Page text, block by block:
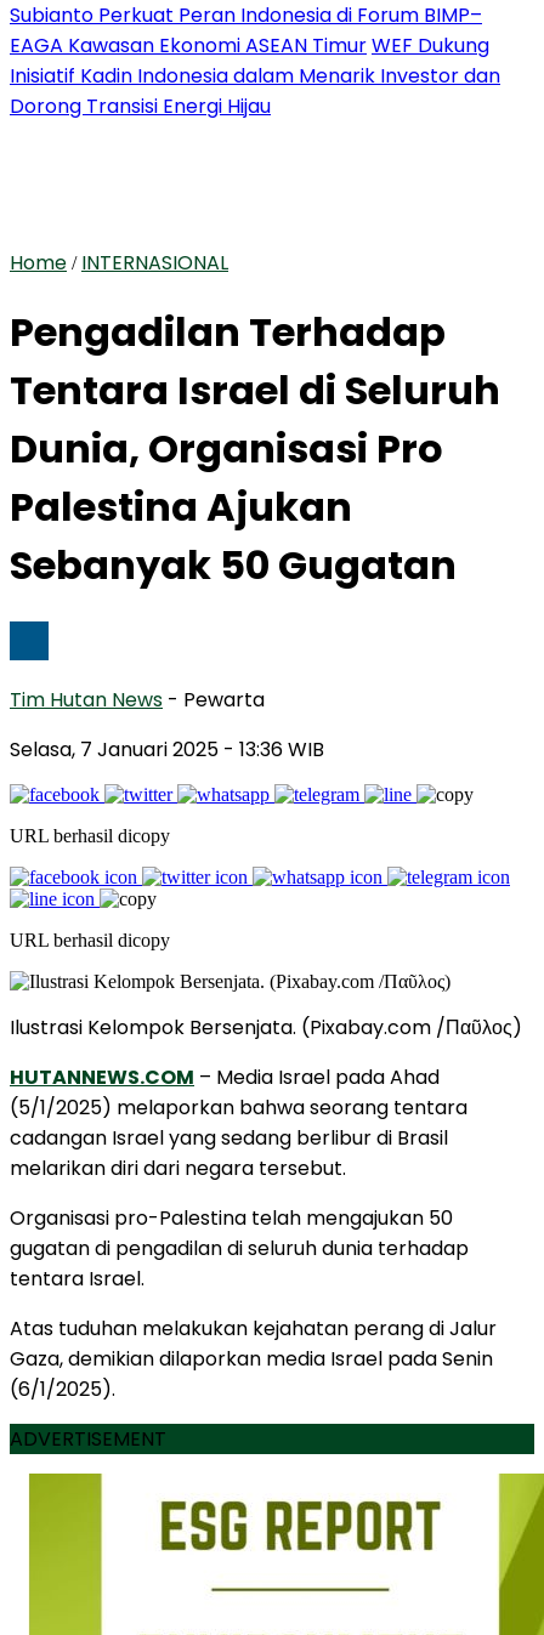
Subianto Perkuat Peran Indonesia di Forum BIMP–
EAGA Kawasan Ekonomi ASEAN TimurWEF Dukung
Inisiatif Kadin Indonesia dalam Menarik Investor dan
Dorong Transisi Energi Hijau
Home / INTERNASIONAL
Pengadilan Terhadap
Tentara Israel di Seluruh
Dunia, Organisasi Pro
Palestina Ajukan
Sebanyak 50 Gugatan
Tim Hutan News - Pewarta
Selasa, 7 Januari 2025 - 13:36 WIB
URL berhasil dicopy
URL berhasil dicopy
Ilustrasi Kelompok Bersenjata. (Pixabay.com /Παῦλος)
HUTANNEWS.COM – Media Israel pada Ahad
(5/1/2025) melaporkan bahwa seorang tentara
cadangan Israel yang sedang berlibur di Brasil
melarikan diri dari negara tersebut.
Organisasi pro-Palestina telah mengajukan 50
gugatan di pengadilan di seluruh dunia terhadap
tentara Israel.
Atas tuduhan melakukan kejahatan perang di Jalur
Gaza, demikian dilaporkan media Israel pada Senin
(6/1/2025).
ADVERTISEMENT